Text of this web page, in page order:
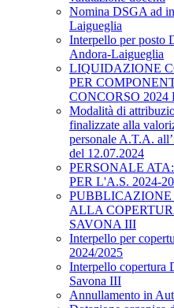
Nomina DSGA ad
Laigueglia
Interpello per posto
Andora-Laigueglia
LIQUIDAZIONE
PER
CONCORSO
Modalità di
finalizzate alla
personale A.T.A.
del 12.07.2024
PERSONALE
PER L'A.S. 2024-
ALLA
SAVONA III
Interpello per
2024/2025
Interpello copertura
Savona III
Annullamento in